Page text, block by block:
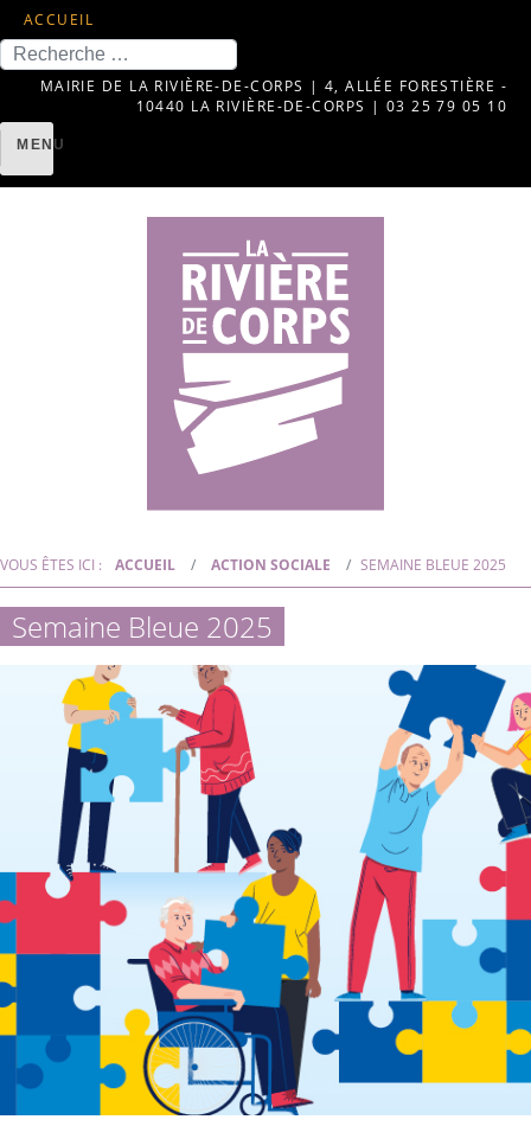
ACCUEIL
Recherche
MAIRIE DE LA RIVIÈRE-DE-CORPS | 4, ALLÉE FORESTIÈRE -
10440 LA RIVIÈRE-DE-CORPS | 03 25 79 05 10
VOUS ÊTES ICI : ACCUEIL ACTION SOCIALE SEMAINE BLEUE 2025
Semaine Bleue 2025